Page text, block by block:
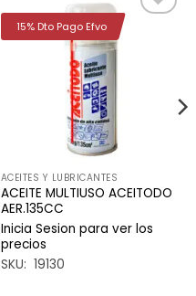
ACEITES Y LUBRICANTES
ACEITE MULTIUSO ACEITODO
AER.135CC
Inicia Sesion para ver los
precios
SKU: 19130
15% Dto Pago Efvo